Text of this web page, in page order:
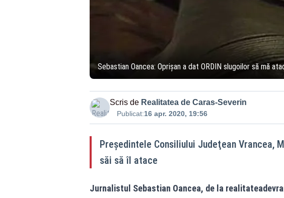
Sebastian Oancea: Oprișan a dat ORDIN slugoilor să mă
Scris de Realitatea de Caras-Severin
Publicat:16 apr. 2020, 19:56
Preşedintele Consiliului Judeţean Vrancea,
săi să îl atace
Jurnalistul Sebastian Oancea, de la